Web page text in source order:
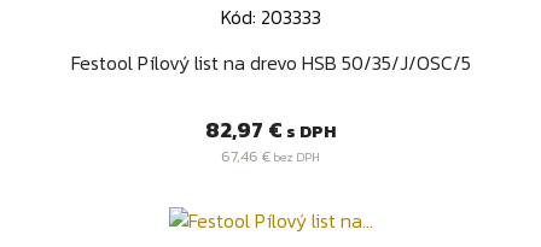
Kód: 203333
Festool Pílový list na drevo HSB 50/35/J/OSC/5
Cena
82,97 € s DPH
67,46 € bez DPH